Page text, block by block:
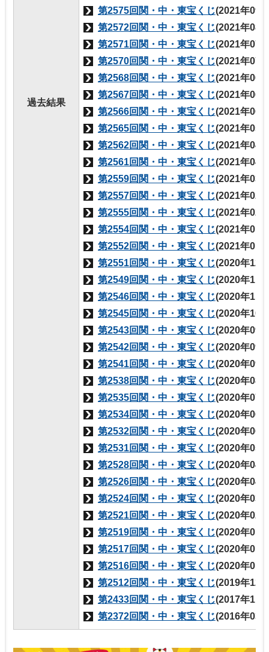
過去結果
第2575回関・中・東宝くじ(2021年09
第2572回関・中・東宝くじ(2021年08
第2571回関・中・東宝くじ(2021年07
第2570回関・中・東宝くじ(2021年07
第2568回関・中・東宝くじ(2021年06
第2567回関・中・東宝くじ(2021年06
第2566回関・中・東宝くじ(2021年06
第2565回関・中・東宝くじ(2021年05
第2562回関・中・東宝くじ(2021年04
第2561回関・中・東宝くじ(2021年04
第2559回関・中・東宝くじ(2021年03
第2557回関・中・東宝くじ(2021年02
第2555回関・中・東宝くじ(2021年02
第2554回関・中・東宝くじ(2021年01
第2552回関・中・東宝くじ(2021年01
第2551回関・中・東宝くじ(2020年12
第2549回関・中・東宝くじ(2020年11
第2546回関・中・東宝くじ(2020年11
第2545回関・中・東宝くじ(2020年10
第2543回関・中・東宝くじ(2020年09
第2542回関・中・東宝くじ(2020年09
第2541回関・中・東宝くじ(2020年09
第2538回関・中・東宝くじ(2020年08
第2535回関・中・東宝くじ(2020年07
第2534回関・中・東宝くじ(2020年06
第2532回関・中・東宝くじ(2020年06
第2531回関・中・東宝くじ(2020年05
第2528回関・中・東宝くじ(2020年04
第2526回関・中・東宝くじ(2020年04
第2524回関・中・東宝くじ(2020年03
第2521回関・中・東宝くじ(2020年02
第2519回関・中・東宝くじ(2020年01
第2517回関・中・東宝くじ(2020年01
第2516回関・中・東宝くじ(2020年01
第2512回関・中・東宝くじ(2019年12
第2433回関・中・東宝くじ(2017年11
第2372回関・中・東宝くじ(2016年03